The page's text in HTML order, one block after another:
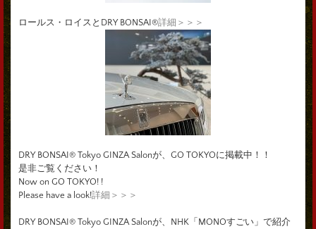
ロールス・ロイスとDRY BONSAI®詳細＞＞＞
DRY BONSAI® Tokyo GINZA Salonが、GO TOKYOに掲載中！！
是非ご覧ください！
Now on GO TOKYO! !
Please have a look!詳細＞＞＞
DRY BONSAI® Tokyo GINZA Salonが、NHK「MONOすごい」で紹介